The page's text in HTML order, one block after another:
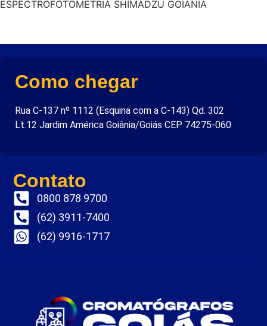
Como chegar
Rua C-137 nº 1112 (Esquina com a C-143) Qd. 302
Lt.12 Jardim América Goiânia/Goiás CEP 74275-060
Contato
0800 878 9700
(62) 3911-7400
(62) 9916-1717